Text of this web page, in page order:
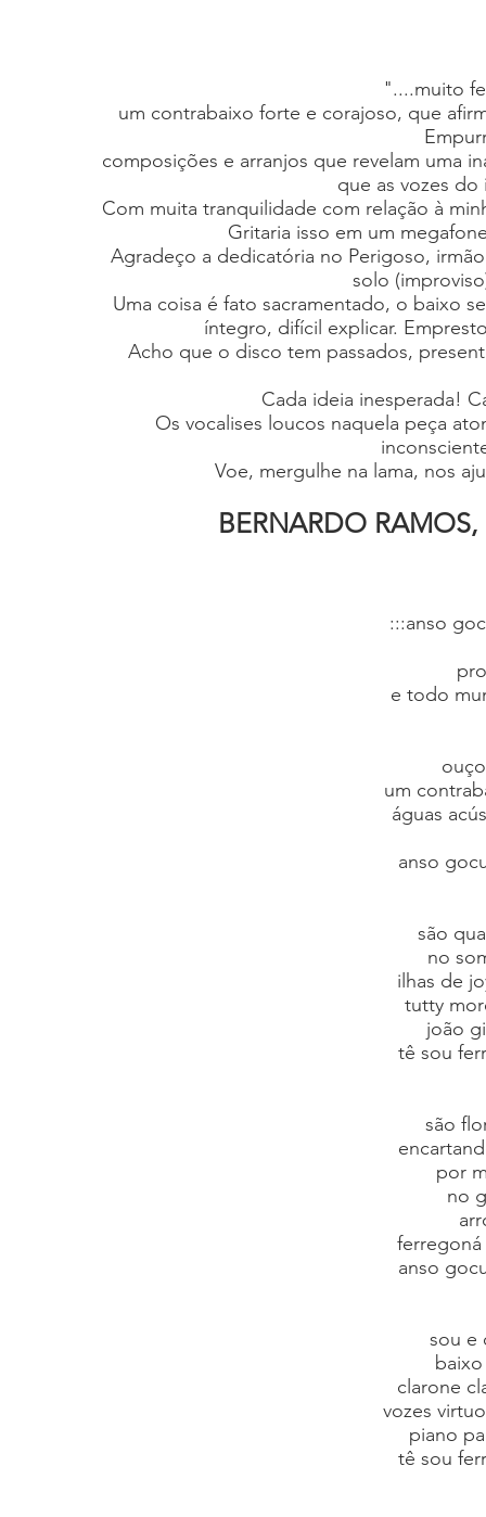
"....muito
um contrabaixo forte e corajoso, que
composições e arranjos que revelam uma
que as vozes
Com muita tranquilidade com relação à
Gritaria isso em um
Agradeço a dedicatória no Perigoso,
solo
Uma coisa é fato sacramentado, o baixo
íntegro, difícil explicar.
Acho que o disco tem passados,
Cada ideia inesperada!
Os vocalises loucos naquela peça
Voe, mergulhe na lama, nos
BERNARDO RAMOS,
:::anso
e todo
um
águas
anso
são
no
ilhas de
tutty
joão
tê sou
são
por
no
anso
sou e
clarone
vozes
piano
tê sou